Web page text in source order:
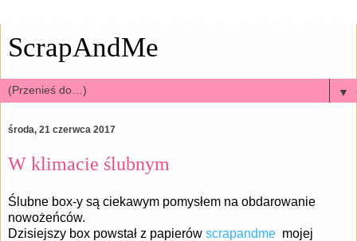
ScrapAndMe
▼
środa, 21 czerwca 2017
W klimacie ślubnym
Ślubne box-y są ciekawym pomysłem na obdarowanie
nowożeńców.
Dzisiejszy box powstał z papierów scrapandme mojej